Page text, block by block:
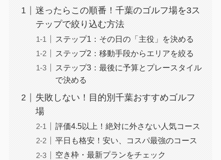
迷ったらこの順番！千葉のゴルフ場を3ス
テップで絞り込む方法
ステップ1：その日の「主役」を決める
ステップ2：移動手段からエリアを絞る
ステップ3：最後に予算とプレースタイル
で決める
失敗しない！目的別千葉おすすめゴルフ
場
評価4.5以上！絶対に外さない人気コース
平日も格安！安い、コスパ最強のコース
空き枠・最新プランをチェック